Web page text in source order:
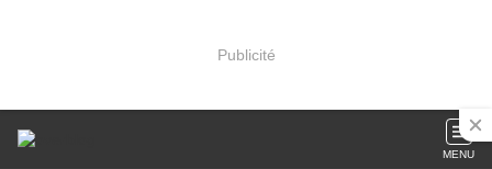
Publicité
MENU